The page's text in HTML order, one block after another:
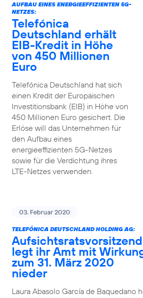
AUFBAU EINES ENERGIEEFFIZIENTEN 5G-
NETZES:
Telefónica
Deutschland erhält
EIB-Kredit in Höhe
von 450 Millionen
Euro
Telefónica Deutschland hat sich
einen Kredit der Europäischen
Investitionsbank (EIB) in Höhe von
450 Millionen Euro gesichert. Die
Erlöse will das Unternehmen für
den Aufbau eines
energieeffizienten 5G-Netzes
sowie für die Verdichtung ihres
LTE-Netzes verwenden.
03. Februar 2020
TELEFÓNICA DEUTSCHLAND HOLDING AG:
legt ihr Amt mit
zum 31. März 2020
nieder
Laura Abasolo García de Baquedano